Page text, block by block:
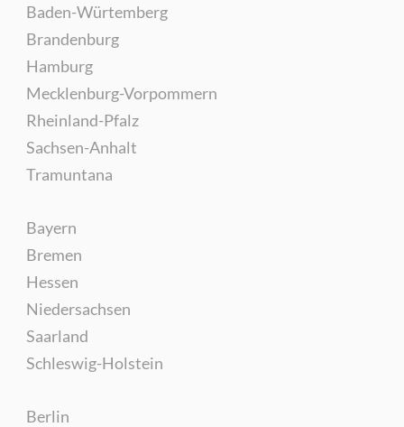
Baden-Würtemberg
Brandenburg
Hamburg
Mecklenburg-Vorpommern
Rheinland-Pfalz
Sachsen-Anhalt
Tramuntana
Bayern
Bremen
Hessen
Niedersachsen
Saarland
Schleswig-Holstein
Berlin